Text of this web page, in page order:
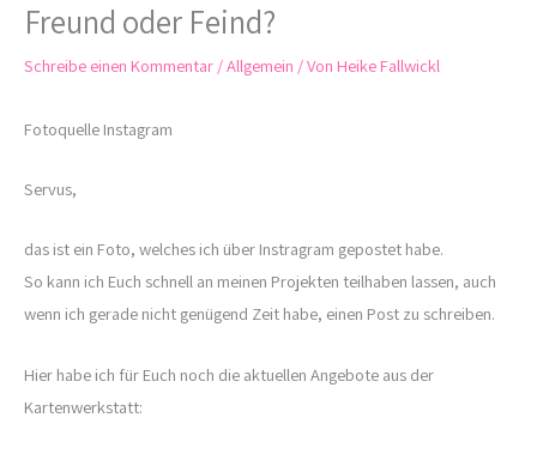
Freund oder Feind?
Schreibe einen Kommentar /Allgemein / Von Heike Fallwickl
Fotoquelle Instagram
Servus,
das ist ein Foto, welches ich über Instragram gepostet habe.
So kann ich Euch schnell an meinen Projekten teilhaben lassen, auch
wenn ich gerade nicht genügend Zeit habe, einen Post zu schreiben.
Hier habe ich für Euch noch die aktuellen Angebote aus der
Kartenwerkstatt: